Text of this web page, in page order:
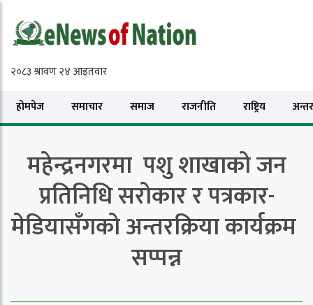
होमपेज समाचार समाज राजनीति राष्ट्रिय
महेन्द्रनगरमा पशु शाखाको जन
प्रतिनिधि सरोकार र पत्रकार-
मेडियासँगको अन्तरक्रिया कार्यक्रम
सप्पन्न